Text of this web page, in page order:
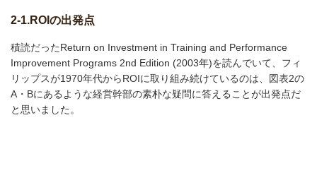
2-1.ROIの出発点
積読だったReturn on Investment in Training and Performance
Improvement Programs 2nd Edition (2003年)を読んでいて、フィ
リップスが1970年代からROIに取り組み続けているのは、図表2の
A・Bにあるような経営幹部の素朴な疑問に答えることが出発点だ
と思いました。